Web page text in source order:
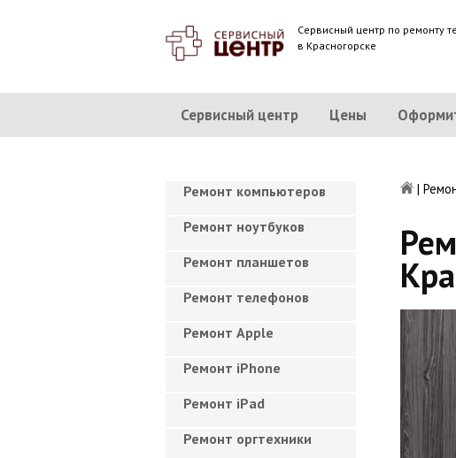
Сервисный центр по ремонту
в Красногорске
Сервисный центр Цены
|
Ремонт компьютеров
Ремонт ноутбуков
Ремонт планшетов
Ремонт телефонов
Ремонт Apple
Ремонт iPhone
Ремонт iPad
Ремонт оргтехники